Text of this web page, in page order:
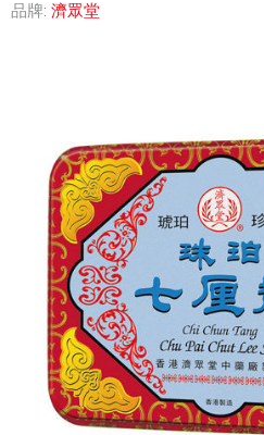
品牌: 濟眾堂